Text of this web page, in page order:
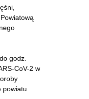
godz.
CoV-2 w
powiatu